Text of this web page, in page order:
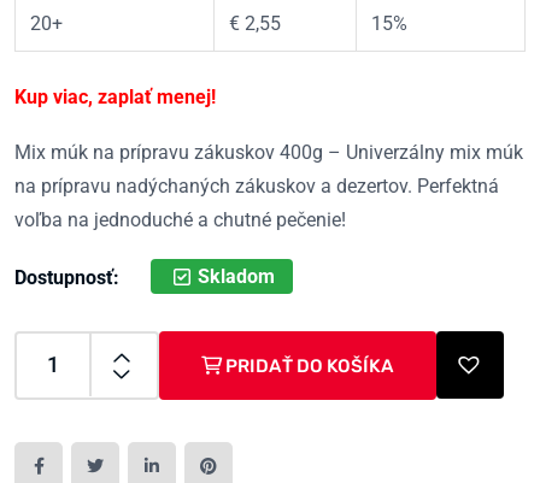
20+ € 2,55 15%
Kup viac, zaplať menej!
Mix múk na prípravu zákuskov 400g – Univerzálny mix múk
na prípravu nadýchaných zákuskov a dezertov. Perfektná
voľba na jednoduché a chutné pečenie!
Dostupnosť: Skladom
PRIDAŤ DO KOŠÍKA